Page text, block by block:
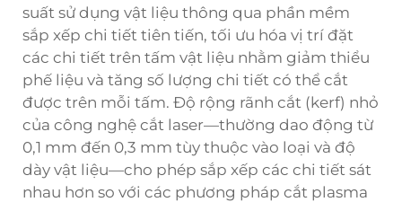
suất sử dụng vật liệu thông qua phần mềm
sắp xếp chi tiết tiên tiến, tối ưu hóa vị trí đặt
các chi tiết trên tấm vật liệu nhằm giảm thiểu
phế liệu và tăng số lượng chi tiết có thể cắt
được trên mỗi tấm. Độ rộng rãnh cắt (kerf) nhỏ
của công nghệ cắt laser—thường dao động từ
0,1 mm đến 0,3 mm tùy thuộc vào loại và độ
dày vật liệu—cho phép sắp xếp các chi tiết sát
nhau hơn so với các phương pháp cắt plasma